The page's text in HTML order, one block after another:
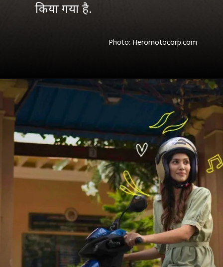
Photo: Heromotocorp.com